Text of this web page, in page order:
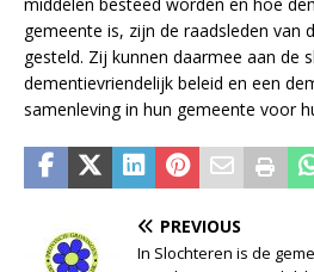
gemeente is, zijn de raadsleden van
gesteld. Zij kunnen daarmee aan de
dementievriendelijk beleid en een
samenleving in hun gemeente voor
PREVIOUS
In Slochteren is de